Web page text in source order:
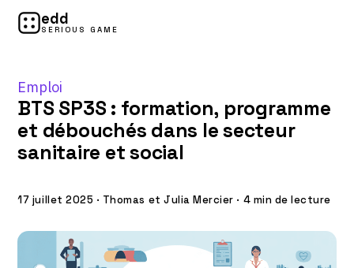
edd
SERIOUS GAME
Emploi
BTS SP3S : formation, programme
et débouchés dans le secteur
sanitaire et social
17 juillet 2025 · Thomas et Julia Mercier · 4 min de lecture